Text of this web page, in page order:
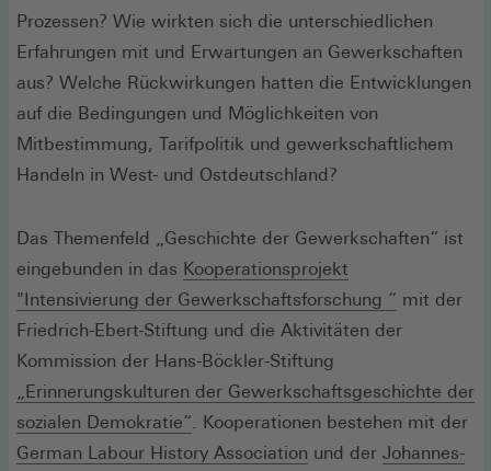
Prozessen? Wie wirkten sich die unterschiedlichen
Erfahrungen mit und Erwartungen an Gewerkschaften
aus? Welche Rückwirkungen hatten die Entwicklungen
auf die Bedingungen und Möglichkeiten von
Mitbestimmung, Tarifpolitik und gewerkschaftlichem
Handeln in West- und Ostdeutschland?
Das Themenfeld „Geschichte der Gewerkschaften“ ist
eingebunden in das Kooperationsprojekt
"Intensivierung der Gewerkschaftsforschung “ (Öffnet
in
neuen
Fenster)
mit der
Friedrich-Ebert-Stiftung und die Aktivitäten der
Kommission der Hans-Böckler-Stiftung
„Erinnerungskulturen der Gewerkschaftsgeschichte der
sozialen Demokratie“ . Kooperationen bestehen mit der
German Labour History Association (Öffnet
und der Johannes-